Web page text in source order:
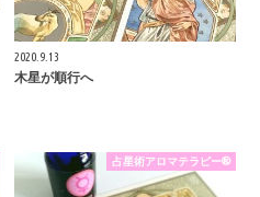
2020.9.13
木星が順行へ
占星術アロマテラピー®